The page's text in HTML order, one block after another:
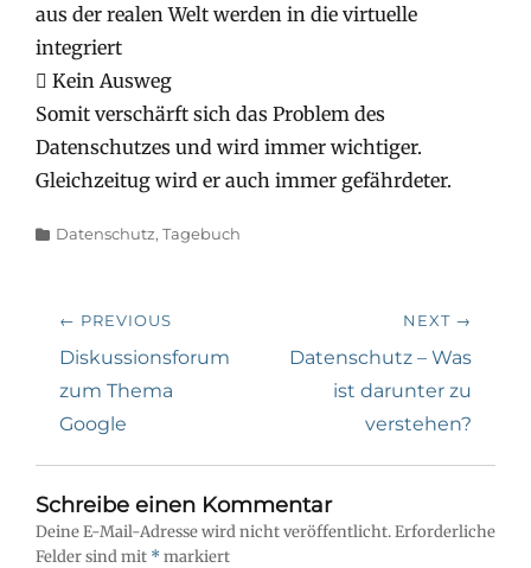
aus der realen Welt werden in die virtuelle
integriert
 Kein Ausweg
Somit verschärft sich das Problem des
Datenschutzes und wird immer wichtiger.
Gleichzeitug wird er auch immer gefährdeter.
Categories
Datenschutz, Tagebuch
Beitragsnavigation
← PREVIOUS
Previous
post:
Diskussionsforum
zum Thema
Google
NEXT →
Next
Datenschutz – Was
ist darunter zu
verstehen?
Schreibe einen Kommentar
Deine E-Mail-Adresse wird nicht veröffentlicht.Erforderliche
Felder sind mit *markiert